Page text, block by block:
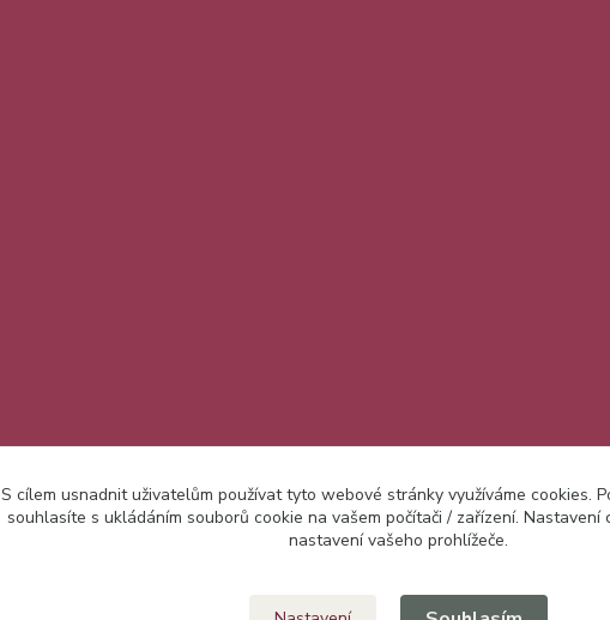
S cílem usnadnit uživatelům používat tyto webové stránky využíváme cookies.
souhlasíte s ukládáním souborů cookie na vašem počítači / zařízení. Nastavení
nastavení vašeho prohlížeče.